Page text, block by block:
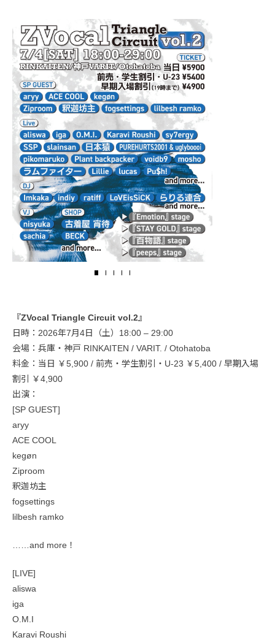
『ZVocal Triangle Circuit vol.2』
日時：2026年7月4日（土）18:00 – 29:00
会場：兵庫・神戸 RINKAITEN / VARIT. / Otohatoba
料金：当日 ￥5,900 / 前売・学生割引・U-23 ￥5,400 / 早期入場
割引 ￥4,900
出演：
[SP GUEST]
aryy
ACE COOL
kegøn
Ziproom
釈迦坊主
fogsettings
lilbesh ramko
……and more！
[LIVE]
aliswa
iga
O.M.I
Karavi Roushi